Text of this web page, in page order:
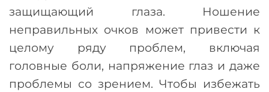
защищающий глаза. Ношение
неправильных очков может привести к
целому ряду проблем, включая
головные боли, напряжение глаз и даже
проблемы со зрением. Чтобы избежать